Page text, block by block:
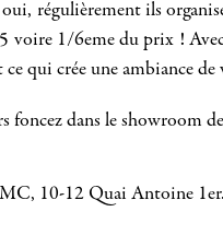
régulièrement ils
voire 1/6eme du prix !
ce qui crée une ambiance
foncez dans le showroom
10-12 Quai Antoine